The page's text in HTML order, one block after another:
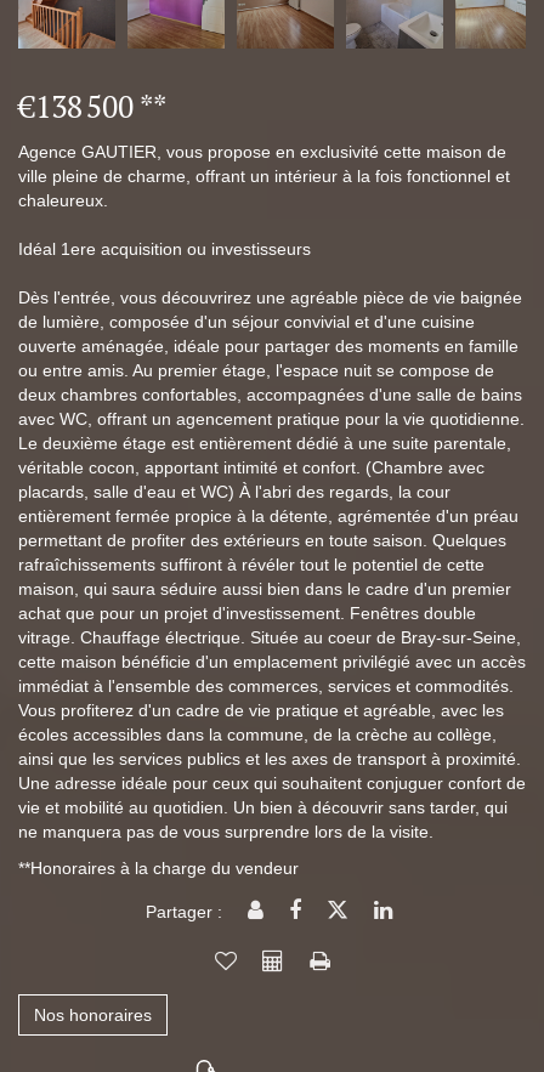
€138 500**
Agence GAUTIER, vous propose en exclusivité cette maison de
ville pleine de charme, offrant un intérieur à la fois fonctionnel et
chaleureux.
Idéal 1ere acquisition ou investisseurs
Dès l'entrée, vous découvrirez une agréable pièce de vie baignée
de lumière, composée d'un séjour convivial et d'une cuisine
ouverte aménagée, idéale pour partager des moments en famille
ou entre amis. Au premier étage, l'espace nuit se compose de
deux chambres confortables, accompagnées d'une salle de bains
avec WC, offrant un agencement pratique pour la vie quotidienne.
Le deuxième étage est entièrement dédié à une suite parentale,
véritable cocon, apportant intimité et confort. (Chambre avec
placards, salle d'eau et WC) À l'abri des regards, la cour
entièrement fermée propice à la détente, agrémentée d'un préau
permettant de profiter des extérieurs en toute saison. Quelques
rafraîchissements suffiront à révéler tout le potentiel de cette
maison, qui saura séduire aussi bien dans le cadre d'un premier
achat que pour un projet d'investissement. Fenêtres double
vitrage. Chauffage électrique. Située au coeur de Bray-sur-Seine,
cette maison bénéficie d'un emplacement privilégié avec un accès
immédiat à l'ensemble des commerces, services et commodités.
Vous profiterez d'un cadre de vie pratique et agréable, avec les
écoles accessibles dans la commune, de la crèche au collège,
ainsi que les services publics et les axes de transport à proximité.
Une adresse idéale pour ceux qui souhaitent conjuguer confort de
vie et mobilité au quotidien. Un bien à découvrir sans tarder, qui
ne manquera pas de vous surprendre lors de la visite.
**Honoraires à la charge du vendeur
Partager :
Nos honoraires